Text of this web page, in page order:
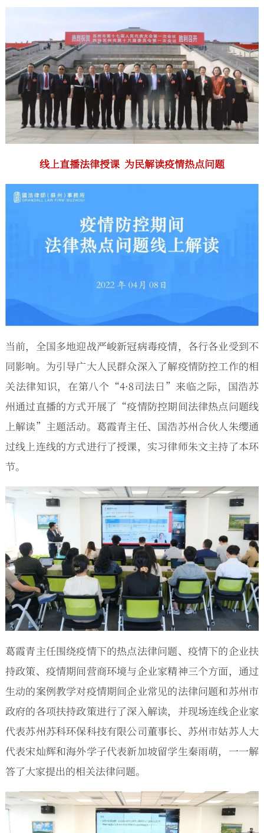
线上直播法律授课 为民解读疫情热点问题
当前，全国多地迎战严峻新冠病毒疫情，各行各业受到不
同影响。为引导广大人民群众深入了解疫情防控工作的相
关法律知识，在第八个“4·8司法日”来临之际，国浩苏
州通过直播的方式开展了“疫情防控期间法律热点问题线
上解读”主题活动。葛霞青主任、国浩苏州合伙人朱缨通
过线上连线的方式进行了授课，实习律师朱文主持了本环
节。
葛霞青主任围绕疫情下的热点法律问题、疫情下的企业扶
持政策、疫情期间营商环境与企业家精神三个方面，通过
生动的案例教学对疫情期间企业常见的法律问题和苏州市
政府的各项扶持政策进行了深入解读，并现场连线企业家
代表苏州苏科环保科技有限公司董事长、苏州市姑苏人大
代表宋灿辉和海外学子代表新加坡留学生秦雨萌，一一解
答了大家提出的相关法律问题。